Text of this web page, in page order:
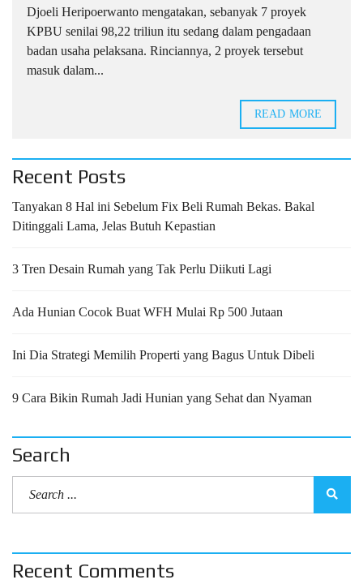
Djoeli Heripoerwanto mengatakan, sebanyak 7 proyek
KPBU senilai 98,22 triliun itu sedang dalam pengadaan
badan usaha pelaksana. Rinciannya, 2 proyek tersebut
masuk dalam...
READ MORE
Recent Posts
Tanyakan 8 Hal ini Sebelum Fix Beli Rumah Bekas. Bakal
Ditinggali Lama, Jelas Butuh Kepastian
3 Tren Desain Rumah yang Tak Perlu Diikuti Lagi
Ada Hunian Cocok Buat WFH Mulai Rp 500 Jutaan
Ini Dia Strategi Memilih Properti yang Bagus Untuk Dibeli
9 Cara Bikin Rumah Jadi Hunian yang Sehat dan Nyaman
Search
Recent Comments